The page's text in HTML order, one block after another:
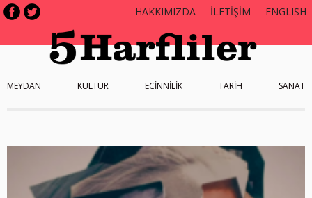
HAKKIMIZDA İLETİŞİM ENGLISH
MEYDAN KÜLTÜR ECİNNİLİK TARİH SANAT